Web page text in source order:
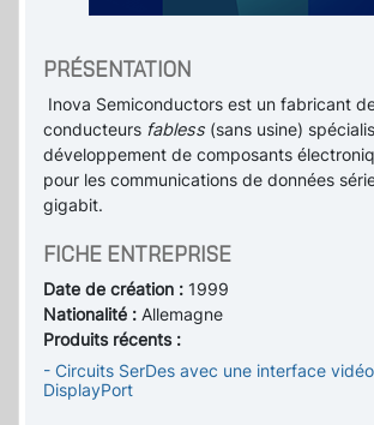
PRÉSENTATION
Inova Semiconductors est un fabricant
conducteurs fabless (sans usine)
développement de composants
pour les communications de données
gigabit.
FICHE ENTREPRISE
Date de création : 1999
Nationalité : Allemagne
Produits récents :
- Circuits SerDes avec une interface
DisplayPort